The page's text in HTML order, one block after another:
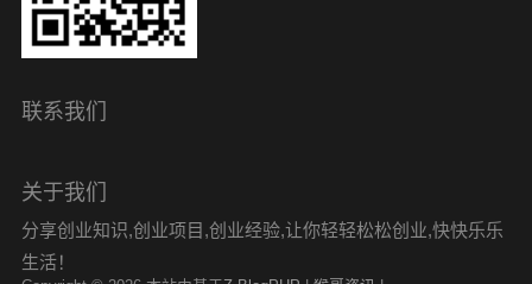
联系我们
关于我们
分享创业知识,创业项目,创业经验,让你轻轻松松创业,快快乐乐
生活！